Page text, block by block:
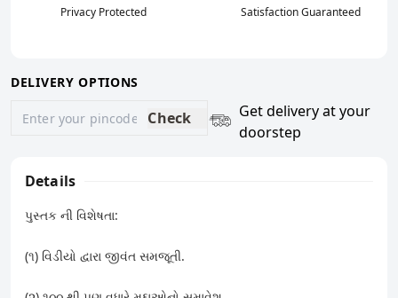
Privacy Protected Satisfaction Guaranteed
DELIVERY OPTIONS
Check
Get delivery at your
doorstep
Details
પુસ્તક ની વિશેષતા:
(૧) વિડીયો દ્વારા જીવંત સમજૂતી.